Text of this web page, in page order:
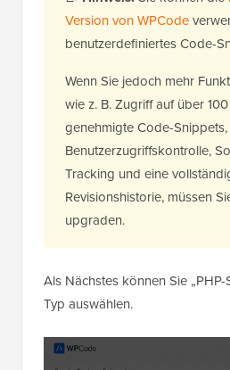
Version von WPCode
benutzerdefiniertes Code-
Wenn Sie jedoch mehr
wie z. B. Zugriff auf über
genehmigte Code-Snippets,
Benutzerzugriffskontrolle,
Tracking und eine
Revisionshistorie, müssen
upgraden.
Als Nächstes können Sie
Typ auswählen.